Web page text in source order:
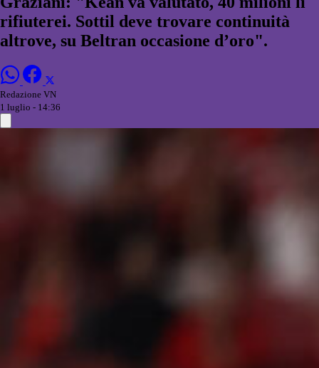
rifiuterei. Sottil deve trovare continuità
altrove, su Beltran occasione d’oro".
Redazione VN
1 luglio - 14:36